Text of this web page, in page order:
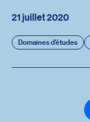
21 juillet 2020
Domaines d'études